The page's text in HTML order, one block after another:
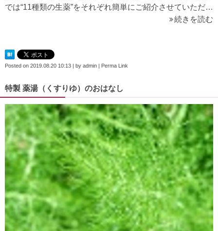
では“11種類の生薬”をそれぞれ簡単にご紹介させていただ…
続きを読む
Posted on 2019.08.20 10:13 | by admin | Perma Link
特製 薬湯（くすりゆ）のおはなし